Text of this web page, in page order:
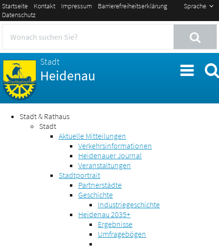
Sprache
Startseite Kontakt Impressum
Barrierefreiheitserklärung
Datenschutz
Stadt
Heidenau
Stadt & Rathaus
Stadt
Aktuelle Mitteilungen
Verkehrsinformationen
Heidenauer Journal
Veranstaltungen
Stadtportrait
Partnerstädte
Geschichte
Industriegeschichte
Heidenau 2035+
Ergebnisse
Umfragebögen